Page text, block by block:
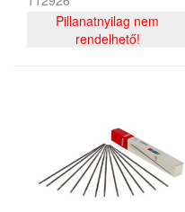
Pillanatnyilag nem
rendelhető!